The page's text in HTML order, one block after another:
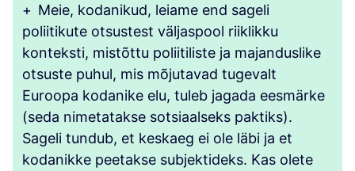
+ Meie, kodanikud, leiame end sageli
poliitikute otsustest väljaspool riiklikku
konteksti, mistõttu poliitiliste ja majanduslike
otsuste puhul, mis mõjutavad tugevalt
Euroopa kodanike elu, tuleb jagada eesmärke
(seda nimetatakse sotsiaalseks paktiks).
Sageli tundub, et keskaeg ei ole läbi ja et
kodanikke peetakse subjektideks. Kas olete